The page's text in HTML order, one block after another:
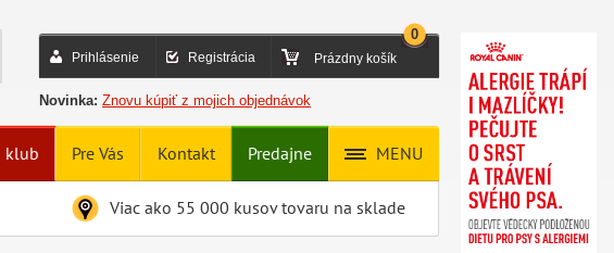
Prihlásenie Registrácia Prázdny košík
0
Novinka: Znovu kúpiť z mojich objednávok
klub Pre Vás Kontakt Predajne MENU
Viac ako 55 000 kusov tovaru na sklade